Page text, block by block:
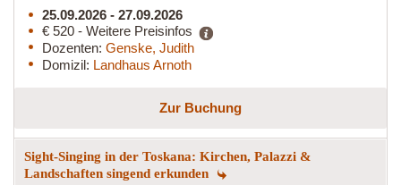
25.09.2026 - 27.09.2026
€ 520 - Weitere Preisinfos
Dozenten: Genske, Judith
Domizil: Landhaus Arnoth
Zur Buchung
Sight-Singing in der Toskana: Kirchen, Palazzi &
Landschaften singend erkunden